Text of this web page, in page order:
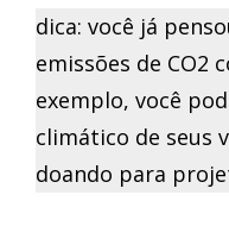
dica: você já
emissões de CO2
exemplo, você
climático de seus
doando para